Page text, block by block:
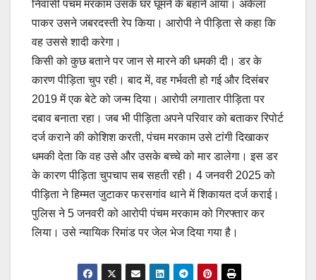
निवासी पंचम मरकाम उसके घर घूमने के बहाने आया। अकेला
पाकर उसने जबरदस्ती रेप किया। आरोपी ने पीड़िता से कहा कि
वह उससे शादी करेगा।
किसी को कुछ बताने पर जान से मारने की धमकी दी। डर के
कारण पीड़िता चुप रही। बाद में, वह गर्भवती हो गई और दिसंबर
2019 में एक बेटे को जन्म दिया। आरोपी लगातार पीड़िता पर
दबाव बनाता रहा। जब भी पीड़िता अपने परिवार को बताकर रिपोर्ट
दर्ज कराने की कोशिश करती, पंचम मरकाम उसे टांगी दिखाकर
धमकी देता कि वह उसे और उसके बच्चे को मार डालेगा। इस डर
के कारण पीड़िता चुपचाप सब सहती रही। 4 जनवरी 2025 को
पीड़िता ने हिम्मत जुटाकर फरसगांव थाने में शिकायत दर्ज कराई।
पुलिस ने 5 जनवरी को आरोपी पंचम मरकाम को गिरफ्तार कर
लिया। उसे न्यायिक रिमांड पर जेल भेज दिया गया है।